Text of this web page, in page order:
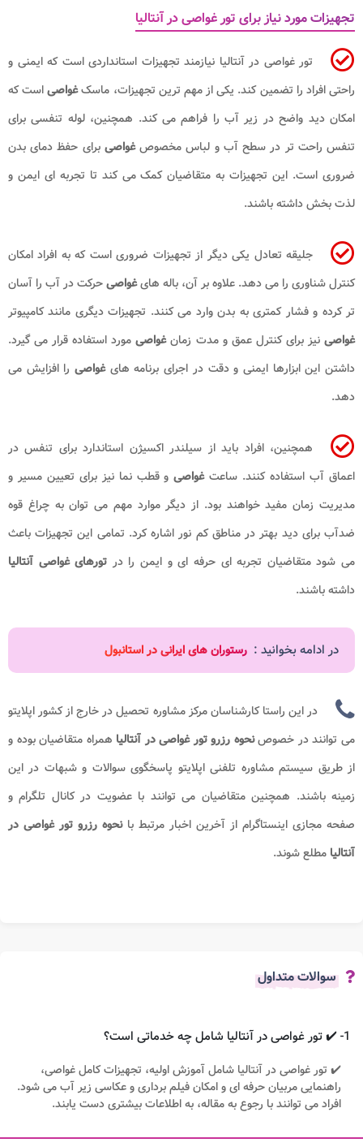
تجهیزات مورد نیاز برای تور غواصی در آنتالیا
تور غواصی در آنتالیا نیازمند تجهیزات استانداردی است که ایمنی و
راحتی افراد را تضمین کند. یکی از مهم ترین تجهیزات، ماسکغواصیاست که
امکان دید واضح در زیر آب را فراهم می کند. همچنین، لوله تنفسی برای
تنفس راحت تر در سطح آب و لباس مخصوصغواصیبرای حفظ دمای بدن
ضروری است. این تجهیزات به متقاضیان کمک می کند تا تجربه ای ایمن و
لذت بخش داشته باشند.
جلیقه تعادل یکی دیگر از تجهیزات ضروری است که به افراد امکان
کنترل شناوری را می دهد. علاوه بر آن، باله هایغواصیحرکت در آب را آسان
تر کرده و فشار کمتری به بدن وارد می کنند. تجهیزات دیگری مانند کامپیوتر
غواصینیز برای کنترل عمق و مدت زمانغواصی مورد استفاده قرار می گیرد.
داشتن این ابزارها ایمنی و دقت در اجرای برنامه هایغواصی را افزایش می
دهد.
همچنین، افراد باید از سیلندر اکسیژن استاندارد برای تنفس در
اعماق آب استفاده کنند. ساعتغواصی و قطب نما نیز برای تعیین مسیر و
مدیریت زمان مفید خواهند بود. از دیگر موارد مهم می توان به چراغ قوه
ضدآب برای دید بهتر در مناطق کم نور اشاره کرد. تمامی این تجهیزات باعث
می شود متقاضیان تجربه ای حرفه ای و ایمن را در تورهای غواصی آنتالیا
داشته باشند.
در ادامه بخوانید : رستوران های ایرانی در استانبول
در این راستا کارشناسان مرکز مشاوره تحصیل در خارج از کشور اپلایتو
می توانند در خصوصنحوه رزرو تور غواصی در آنتالیا همراه متقاضیان بوده و
از طریق سیستم مشاوره تلفنی اپلایتو پاسخگوی سوالات و شبهات در این
زمینه باشند. همچنین متقاضیان می توانند با عضویت در کانال تلگرام و
صفحه مجازی اینستاگرام از آخرین اخبار مرتبط بانحوه رزرو تور غواصی در
آنتالیا مطلع شوند.
سوالات متداول
1- ✔️ تور غواصی در آنتالیا شامل چه خدماتی است؟
✔️ تور غواصی در آنتالیا شامل آموزش اولیه، تجهیزات کامل غواصی،
راهنمایی مربیان حرفه ای و امکان فیلم برداری و عکاسی زیر آب می شود.
افراد می توانند با رجوع به مقاله، به اطلاعات بیشتری دست یابند.